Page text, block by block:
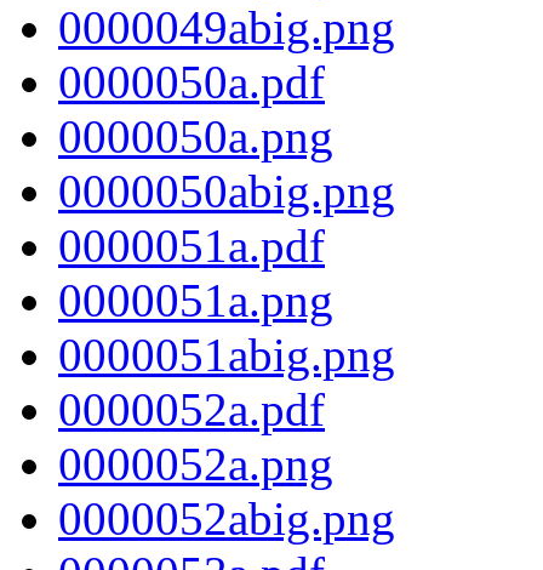
0000049abig.png
0000050a.pdf
0000050a.png
0000050abig.png
0000051a.pdf
0000051a.png
0000051abig.png
0000052a.pdf
0000052a.png
0000052abig.png